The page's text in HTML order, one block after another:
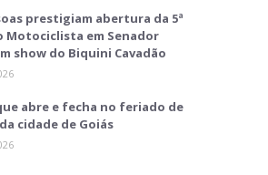
prestigiam abertura da 5ª
Motociclista em Senador
show do Biquini Cavadão
abre e fecha no feriado de
cidade de Goiás